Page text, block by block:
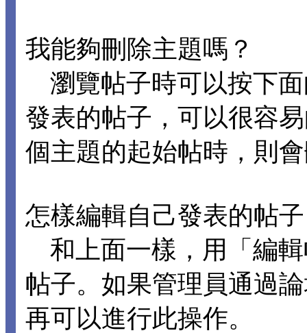
我能夠刪除主題嗎？
瀏覽帖子時可以按下
發表的帖子，可以很容
個主題的起始帖時，則
怎樣編輯自己發表的帖
和上面一樣，用「編
帖子。如果管理員通過
再可以進行此操作。